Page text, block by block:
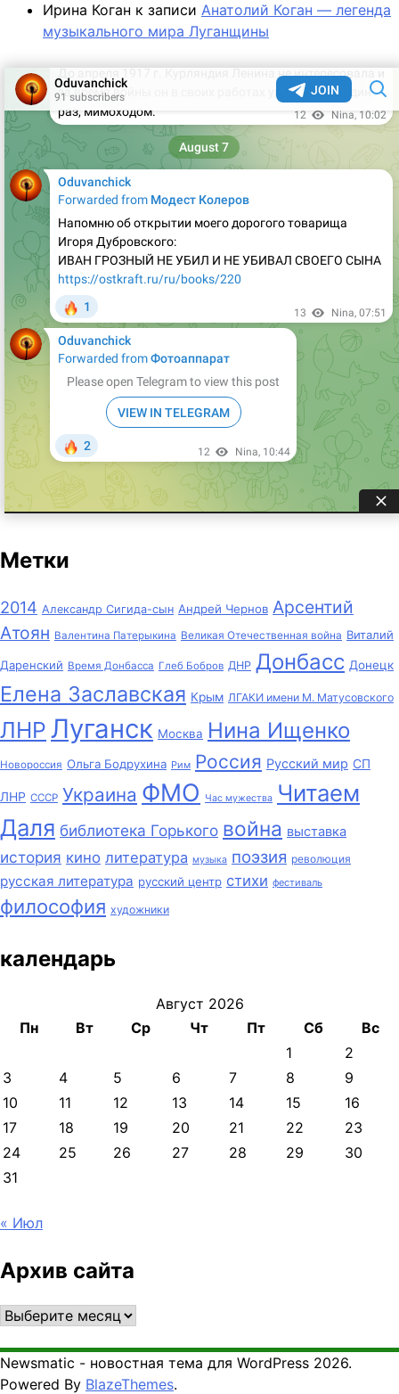
Ирина Коган к записи Анатолий Коган — легенда
музыкального мира Луганщины
Метки
2014 Александр Сигида-сын Андрей Чернов Арсентий
Атоян Валентина Патерыкина Великая Отечественная война Виталий
Даренский Время Донбасса Глеб Бобров ДНР Донбасс Донецк
Елена Заславская Крым ЛГАКИ имени М. Матусовского
ЛНР Луганск Москва Нина Ищенко
Новороссия Ольга Бодрухина Рим Россия Русский мир СП
ЛНР СССР Украина ФМО Час мужества Читаем
Даля библиотека Горького война выставка
история кино литература музыка поэзия революция
русская литература русский центр стихи фестиваль
философия художники
календарь
Август 2026
Пн
Вт Ср Чт Пт Сб
Вс
1
2
3
4 5 6 7 8
9
10
11 12 13 14 15
16
17
18 19 20 21 22
23
24
25 26 27 28 29
30
31
« Июл
Архив сайта
Архив
Newsmatic - новостная тема для WordPress 2026.
Powered By BlazeThemes.